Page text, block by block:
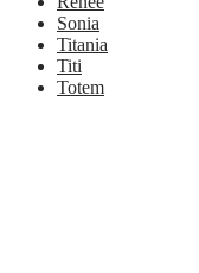
Sonia
Titania
Titi
Totem